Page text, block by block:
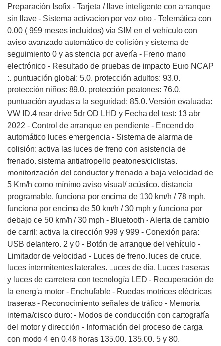
Preparación Isofix - Tarjeta / llave inteligente con arranque
sin llave - Sistema activacion por voz otro - Telemática con
0.00 ( 999 meses incluidos) vía SIM en el vehículo con
aviso avanzado automático de colisión y sistema de
seguimiento 0 y asistencia por avería - Freno mano
electrónico - Resultado de pruebas de impacto Euro NCAP
:. puntuación global: 5.0. protección adultos: 93.0.
protección niños: 89.0. protección peatones: 76.0.
puntuación ayudas a la seguridad: 85.0. Versión evaluada:
VW ID.4 rear drive 5dr OD LHD y Fecha del test: 13 abr
2022 - Control de arranque en pendiente - Encendido
automático luces emergencia - Sistema de alarma de
colisión: activa las luces de freno con asistencia de
frenado. sistema antiatropello peatones/ciclistas.
monitorización del conductor y frenado a baja velocidad de
5 Km/h como mínimo aviso visual/ acústico. distancia
programable. funciona por encima de 130 km/h / 78 mph.
funciona por encima de 50 km/h / 30 mph y funciona por
debajo de 50 km/h / 30 mph - Bluetooth - Alerta de cambio
de carril: activa la dirección 999 y 999 - Conexión para:
USB delantero. 2 y 0 - Botón de arranque del vehículo -
Limitador de velocidad - Luces de freno. luces de cruce.
luces intermitentes laterales. Luces de día. Luces traseras
y luces de carretera con tecnología LED - Recuperación de
la energía motor - Enchufable - Ruedas motrices eléctricas
traseras - Reconocimiento señales de tráfico - Memoria
interna/disco duro: - Modos de conducción con cartografía
del motor y dirección - Información del proceso de carga
con modo 4 en 0.48 horas 135.00. 135.00. 5 y 80.